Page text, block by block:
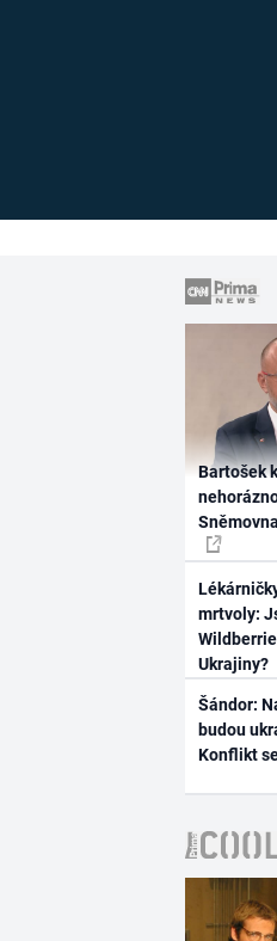
Bartošek
mrtvoly:
Ukrajiny?
Šándor:
budou
Konflikt